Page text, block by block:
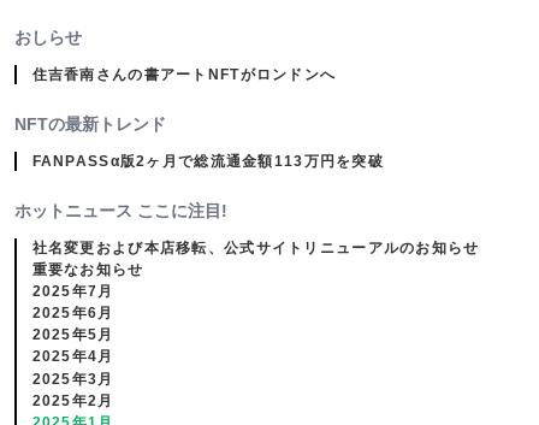
おしらせ
住吉香南さんの書アートNFTがロンドンへ
NFTの最新トレンド
FANPASSα版2ヶ月で総流通金額113万円を突破
ホットニュース ここに注目!
社名変更および本店移転、公式サイトリニューアルのお知らせ
重要なお知らせ
2025年7月
2025年6月
2025年5月
2025年4月
2025年3月
2025年2月